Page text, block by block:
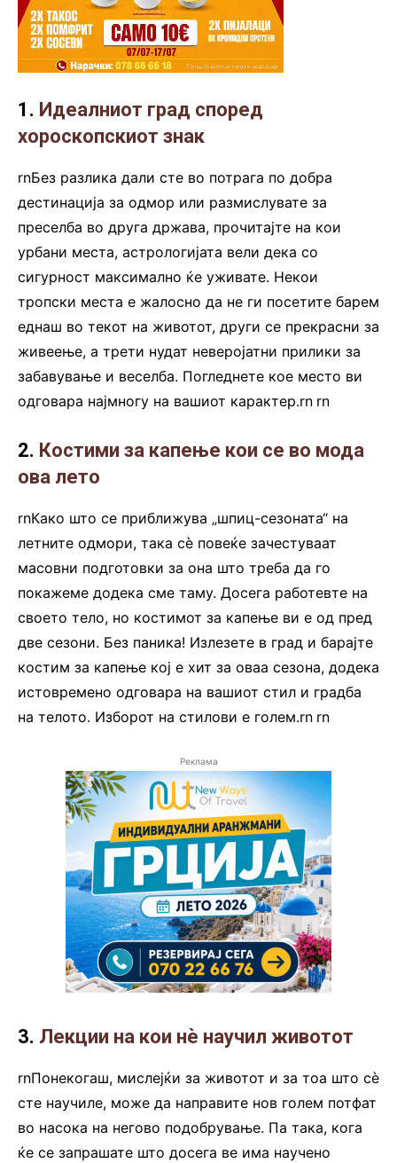
1. Идеалниот град според
хороскопскиот знак
rnБез разлика дали сте во потрага по добра
дестинација за одмор или размислувате за
преселба во друга држава, прочитајте на кои
урбани места, астрологијата вели дека со
сигурност максимално ќе уживате. Некои
тропски места е жалосно да не ги посетите барем
еднаш во текот на животот, други се прекрасни за
живеење, а трети нудат неверојатни прилики за
забавување и веселба. Погледнете кое место ви
одговара најмногу на вашиот карактер.rn rn
2. Костими за капење кои се во мода
ова лето
rnКако што се приближува „шпиц-сезоната“ на
летните одмори, така сè повеќе зачестуваат
масовни подготовки за она што треба да го
покажеме додека сме таму. Досега работевте на
своето тело, но костимот за капење ви е од пред
две сезони. Без паника! Излезете в град и барајте
костим за капење кој е хит за оваа сезона, додека
истовремено одговара на вашиот стил и градба
на телото. Изборот на стилови е голем.rn rn
Реклама
3. Лекции на кои нè научил животот
rnПонекогаш, мислејќи за животот и за тоа што сè
сте научиле, може да направите нов голем потфат
во насока на негово подобрување. Па така, кога
ќе се запрашате што досега ве има научено